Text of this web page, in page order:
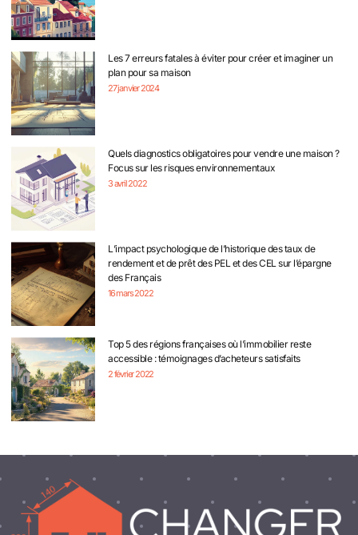
Les 7 erreurs fatales à éviter pour créer et imaginer un
plan pour sa maison
27 janvier 2024
Quels diagnostics obligatoires pour vendre une maison ?
Focus sur les risques environnementaux
3 avril 2022
L’impact psychologique de l’historique des taux de
rendement et de prêt des PEL et des CEL sur l’épargne
des Français
16 mars 2022
Top 5 des régions françaises où l’immobilier reste
accessible : témoignages d’acheteurs satisfaits
2 février 2022